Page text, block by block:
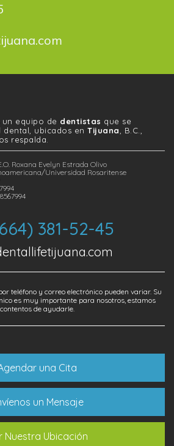
un equipo de dentistas que se
ubicados en Tijuana , B.C.,
respalda.
Roxana Evelyn Estrada Olivo
Universidad Rosaritense
381-52-45
teléfono y correo electrónico pueden variar. Su
es muy importante para nosotros, estamos
contentos de ayudarle.
una Cita
un Mensaje
Nuestra Ubicación